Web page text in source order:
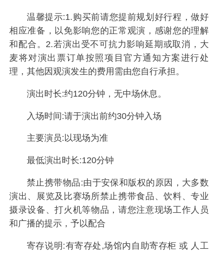
温馨提示:1.购买前请您提前规划好行程，做好
相应准备，以免影响您的正常观演，感谢您的理解
和配合。2.若演出受不可抗力影响延期或取消，大
麦将对演出票订单按照项目官方通知方案进行处
理，其他因观演发生的费用需由您自行承担。
演出时长:约120分钟，无中场休息。
入场时间:请于演出前约30分钟入场
主要演员:以现场为准
最低演出时长:120分钟
禁止携带物品:由于安保和版权的原因，大多数
演出、展览及比赛场所禁止携带食品、饮料、专业
摄录设备、打火机等物品，请您注意现场工作人员
和广播的提示，予以配合
寄存说明:有寄存处,场馆内自助寄存柜 或 人工